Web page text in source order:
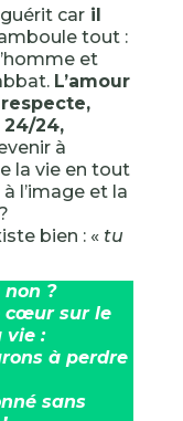
caril
tout :
et
L’amour
24,
à
la vie en tout
l’image et la
bien : « tu
?
cœur sur le
vie :
à perdre
sans